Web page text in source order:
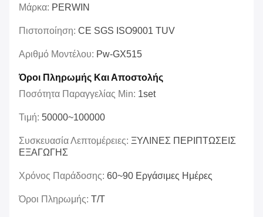
Μάρκα: PERWIN
Πιστοποίηση: CE SGS ISO9001 TUV
Αριθμό Μοντέλου: Pw-GX515
Όροι Πληρωμής Και Αποστολής
Ποσότητα Παραγγελίας Min: 1set
Τιμή: 50000~100000
Συσκευασία Λεπτομέρειες: ΞΥΛΙΝΕΣ ΠΕΡΙΠΤΩΣΕΙΣ
ΕΞΑΓΩΓΗΣ
Χρόνος Παράδοσης: 60~90 Εργάσιμες Ημέρες
Όροι Πληρωμής: T/T